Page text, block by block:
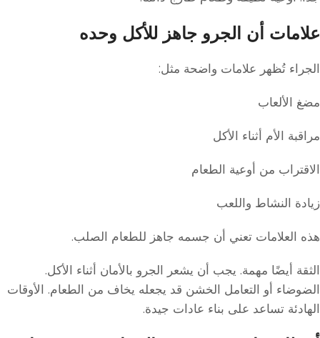
علامات أن الجرو جاهز للأكل وحده
الجراء تُظهر علامات واضحة مثل:
مضغ الألعاب
مراقبة الأم أثناء الأكل
الاقتراب من أوعية الطعام
زيادة النشاط واللعب
هذه العلامات تعني أن جسمه جاهز للطعام الصلب.
الثقة أيضًا مهمة. يجب أن يشعر الجرو بالأمان أثناء الأكل.
الضوضاء أو التعامل الخشن قد يجعله يخاف من الطعام. الأوقات
الهادئة تساعد على بناء عادات جيدة.